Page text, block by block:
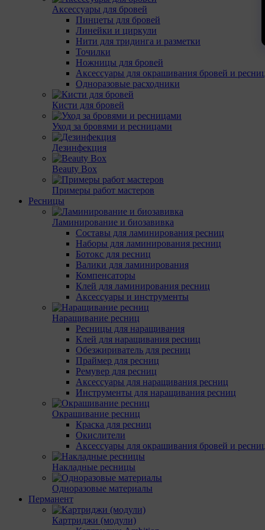
Аксессуары для бровей
Пинцеты для бровей
Линейки и циркули
Нити для тридинга и разметки
Точилки
Ножницы для бровей
Аксессуары для окрашивания бровей и
Одноразовые расходники
Кисти для бровей
Уход за бровями и ресницами
Дезинфекция
Beauty Box
Примеры работ мастеров
Ресницы
Ламинирование и биозавивка
Составы для ламинирования ресниц
Наборы для ламинирования ресниц
Ботокс для ресниц
Валики для ламинирования
Компенсаторы
Клей для ламинирования ресниц
Аксессуары и инструменты
Наращивание ресниц
Ресницы для наращивания
Клей для наращивания ресниц
Обезжириватель для ресниц
Праймер для ресниц
Ремувер для ресниц
Аксессуары для наращивания ресниц
Инструменты для наращивания ресниц
Окрашивание ресниц
Краска для ресниц
Окислители
Аксессуары для окрашивания бровей и
Накладные ресницы
Одноразовые материалы
Перманент
Картриджи (модули)